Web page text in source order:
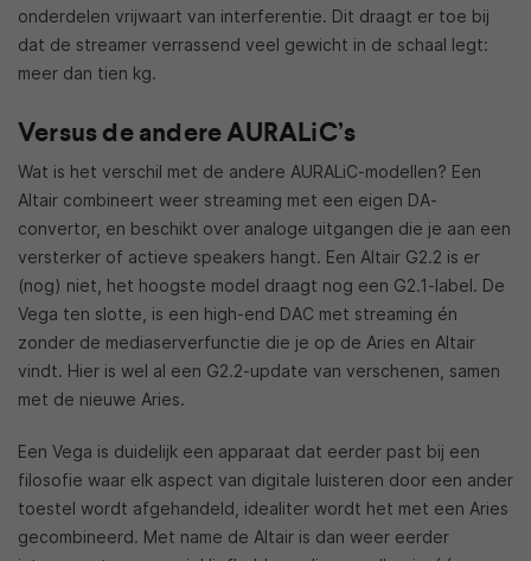
onderdelen vrijwaart van interferentie. Dit draagt er toe bij
dat de streamer verrassend veel gewicht in de schaal legt:
meer dan tien kg.
Versus de andere AURALiC’s
Wat is het verschil met de andere AURALiC-modellen? Een
Altair combineert weer streaming met een eigen DA-
convertor, en beschikt over analoge uitgangen die je aan een
versterker of actieve speakers hangt. Een Altair G2.2 is er
(nog) niet, het hoogste model draagt nog een G2.1-label. De
Vega ten slotte, is een high-end DAC met streaming én
zonder de mediaserverfunctie die je op de Aries en Altair
vindt. Hier is wel al een G2.2-update van verschenen, samen
met de nieuwe Aries.
Een Vega is duidelijk een apparaat dat eerder past bij een
filosofie waar elk aspect van digitale luisteren door een ander
toestel wordt afgehandeld, idealiter wordt het met een Aries
gecombineerd. Met name de Altair is dan weer eerder